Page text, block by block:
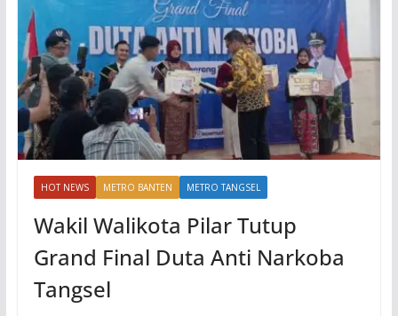
HOT NEWS METRO BANTEN METRO TANGSEL
Wakil Walikota Pilar Tutup
Grand Final Duta Anti Narkoba
Tangsel